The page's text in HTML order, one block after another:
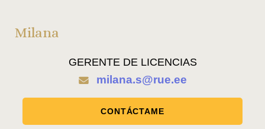
Milana
GERENTE DE LICENCIAS
milana.s@rue.ee
CONTÁCTAME